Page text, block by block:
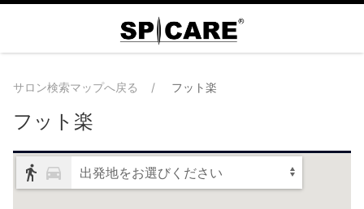
サロン検索マップへ戻る フット楽
フット楽
出発地をお選びください